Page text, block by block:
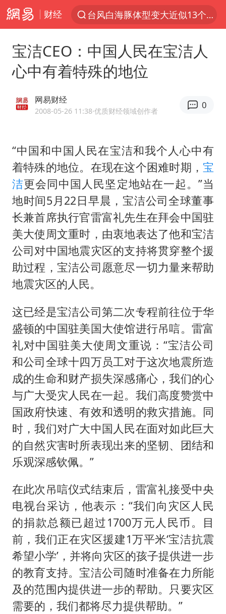
财经
台风白海豚体型变大近似13个浙江面积
泰交通部副部长回应中国游客遭歧视
台军“汉光秀”开场闹剧多
泰国突发校园枪击案已致2死多伤
1岁宝宝碰坏纸巾盒 宝妈被索赔924元
女子开一天一夜空调后二氧化碳中毒
97岁英国奶奶飞上天再破吉尼斯纪录
谁是宇树科技背后大赢家
“空调24小时开着更省电”不实
男子杀人后逃进深山21年活得像野人
“不建议大家买深色蛋糕”
公司“上四休三”但要降薪1000元
985博士后被曝在妻子孕期出轨后续
OpenAI为免费用户升级GPT-5.6 Luna
如何把百年大党建设得更加坚强有力？
宝洁CEO：中国人民在宝洁人
心中有着特殊的地位
网易财经
2008-05-26 11:38·优质财经领域创作者
0
“中国和中国人民在宝洁和我个人心中有
着特殊的地位。在现在这个困难时期， 宝
洁更会同中国人民坚定地站在一起。”当
地时间5月22日早晨，宝洁公司全球董事
长兼首席执行官雷富礼先生在拜会中国驻
美大使周文重时，由衷地表达了他和宝洁
公司对中国地震灾区的支持将贯穿整个援
助过程，宝洁公司愿意尽一切力量来帮助
地震灾区的人民。
这已经是宝洁公司第二次专程前往位于华
盛顿的中国驻美国大使馆进行吊唁。雷富
礼对中国驻美大使周文重说：“宝洁公司
和公司全球十四万员工对于这次地震所造
成的生命和财产损失深感痛心，我们的心
与广大受灾人民在一起。我们高度赞赏中
国政府快速、有效和透明的救灾措施。同
时，我们对广大中国人民在面对如此巨大
的自然灾害时所表现出来的坚韧、团结和
乐观深感钦佩。”
在此次吊唁仪式结束后，雷富礼接受中央
电视台采访，他表示：“我们向灾区人民
的捐款总额已超过1700万元人民币。目
前，我们正在灾区援建1万平米‘宝洁抗震
希望小学’，并将向灾区的孩子提供进一步
的教育支持。宝洁公司随时准备在力所能
及的范围内提供进一步的帮助。只要灾区
需要的，我们都将尽力提供帮助。”